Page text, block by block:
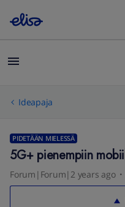
Ideapaja
PIDETÄÄN MIELESSÄ
5G+ pienempiin
Forum|Forum|2 years ago